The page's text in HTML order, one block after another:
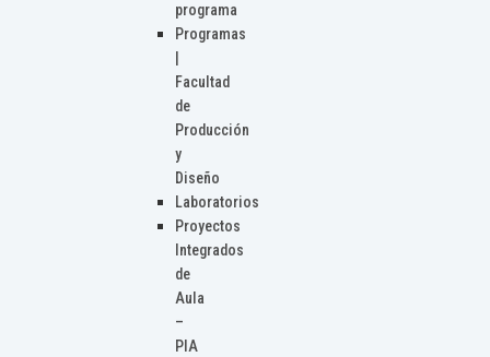
programa
Programas
Facultad
de
Producción
y
Diseño
Laboratorios
Proyectos
Integrados
de
Aula
–
PIA